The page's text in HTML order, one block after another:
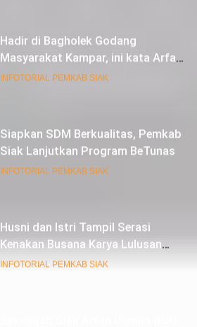
Hadir di Bagholek Godang
Masyarakat Kampar, ini kata Arfan
Usman
INFOTORIAL PEMKAB SIAK
Siapkan SDM Berkualitas, Pemkab
Siak Lanjutkan Program BeTunas
INFOTORIAL PEMKAB SIAK
Husni dan Istri Tampil Serasi
Kenakan Busana Karya Lulusan
SMK Pariwisata Siak, di Lancang
INFOTORIAL PEMKAB SIAK